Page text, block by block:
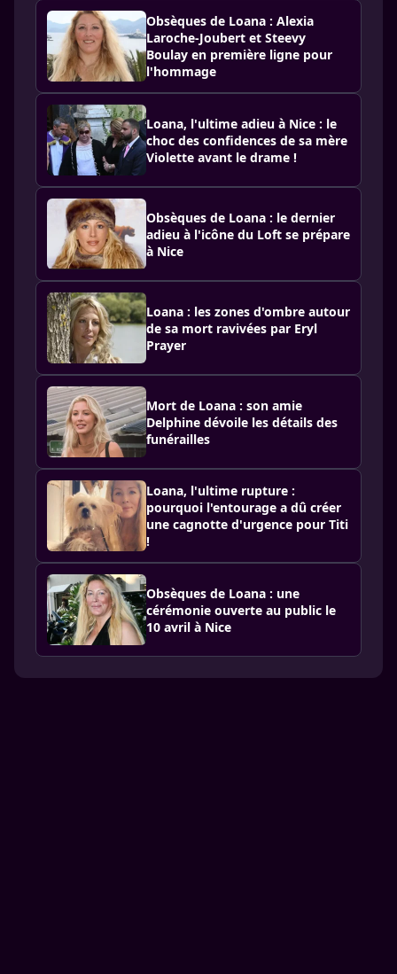
Obsèques de Loana : Alexia
Laroche-Joubert et Steevy
Boulay en première ligne pour
l'hommage
Loana, l'ultime adieu à Nice : le
choc des confidences de sa mère
Violette avant le drame !
Obsèques de Loana : le dernier
adieu à l'icône du Loft se prépare
à Nice
Loana : les zones d'ombre autour
de sa mort ravivées par Eryl
Prayer
Mort de Loana : son amie
Delphine dévoile les détails des
funérailles
Loana, l'ultime rupture :
pourquoi l'entourage a dû créer
une cagnotte d'urgence pour Titi
!
Obsèques de Loana : une
cérémonie ouverte au public le
10 avril à Nice